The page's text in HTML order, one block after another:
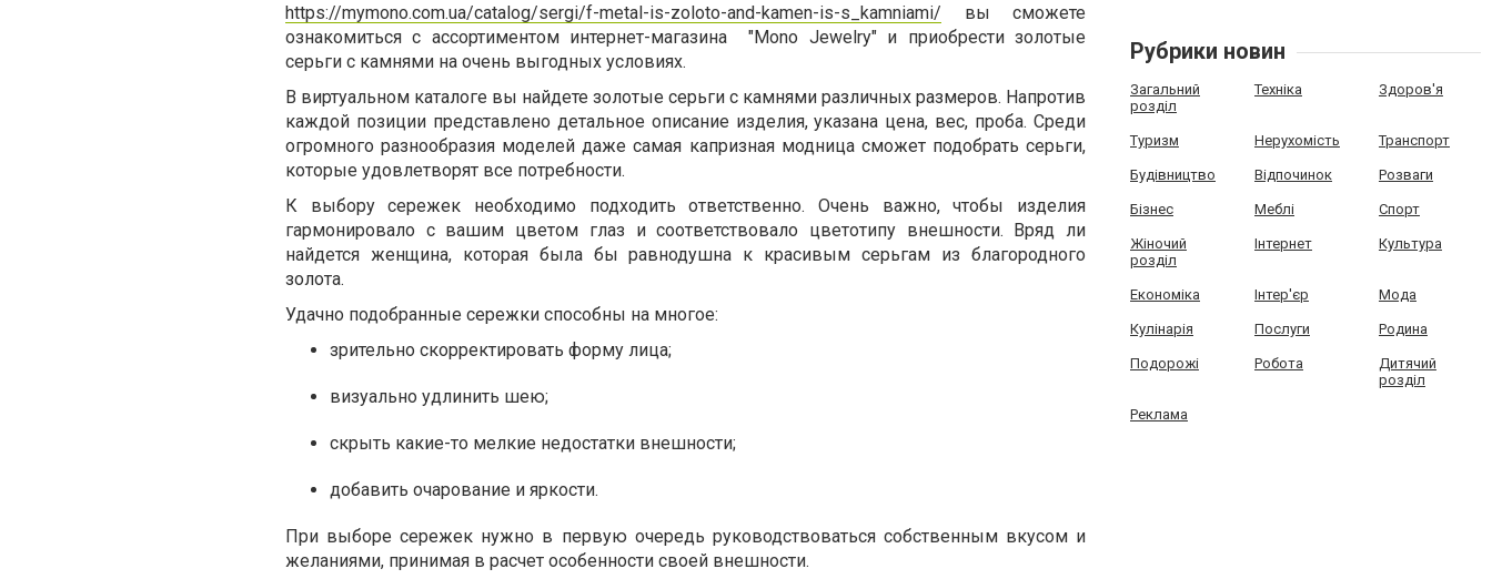
https://mymono.com.ua/catalog/sergi/f-metal-is-zoloto-and-kamen-is-s_kamniami/ вы сможете
ознакомиться с ассортиментом интернет-магазина "Mono Jewelry" и приобрести золотые
серьги с камнями на очень выгодных условиях.
В виртуальном каталоге вы найдете золотые серьги с камнями различных размеров. Напротив
каждой позиции представлено детальное описание изделия, указана цена, вес, проба. Среди
огромного разнообразия моделей даже самая капризная модница сможет подобрать серьги,
которые удовлетворят все потребности.
К выбору сережек необходимо подходить ответственно. Очень важно, чтобы изделия
гармонировало с вашим цветом глаз и соответствовало цветотипу внешности. Вряд ли
найдется женщина, которая была бы равнодушна к красивым серьгам из благородного
золота.
Удачно подобранные сережки способны на многое:
зрительно скорректировать форму лица;
визуально удлинить шею;
скрыть какие-то мелкие недостатки внешности;
добавить очарование и яркости.
При выборе сережек нужно в первую очередь руководствоваться собственным вкусом и
желаниями, принимая в расчет особенности своей внешности.
Рубрики новин
Загальний
розділ
Техніка Здоров'я
Туризм Нерухомість Транспорт
Будівництво Відпочинок Розваги
Бізнес Меблі Спорт
Жіночий
розділ
Інтернет Культура
Економіка Інтер'єр Мода
Кулінарія Послуги Родина
Подорожі Робота
Дитячий
розділ
Реклама